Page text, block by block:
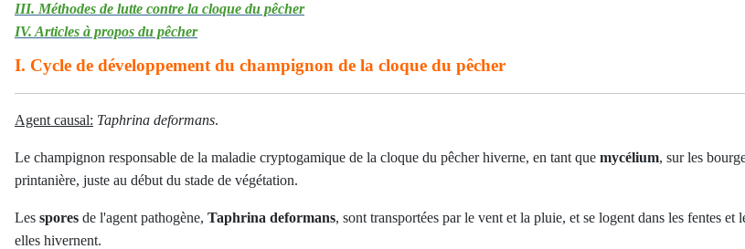
III. Méthodes de lutte contre la cloque du pêcher
IV. Articles à propos du pêcher
I. Cycle de développement du champignon de la cloque du pêcher
Agent causal: Taphrina deformans.
Le champignon responsable de la maladie cryptogamique de la cloque du pêcher hiverne, en tant que mycélium, sur les
printanière, juste au début du stade de végétation.
Les spores de l'agent pathogène, Taphrina deformans, sont transportées par le vent et la pluie, et se logent dans les fentes
elles hivernent.